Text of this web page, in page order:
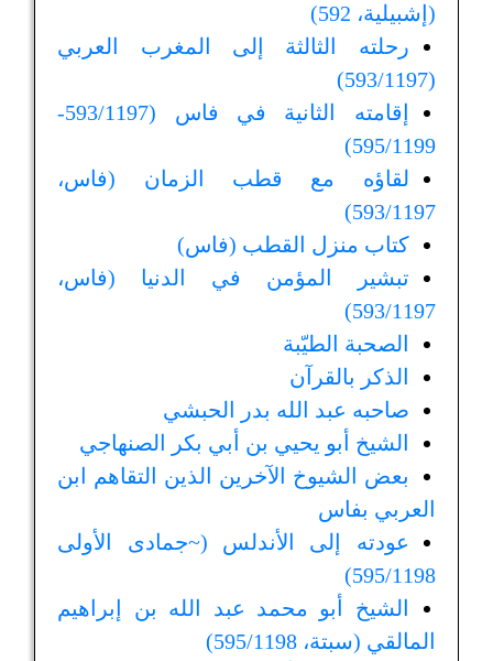
(إشبيلية، 592)
رحلته الثالثة إلى المغرب العربي
(593/1197)
إقامته الثانية في فاس (593/1197-
595/1199)
لقاؤه مع قطب الزمان (فاس،
593/1197)
كتاب منزل القطب (فاس)
تبشير المؤمن في الدنيا (فاس،
593/1197)
الصحبة الطيّبة
الذكر بالقرآن
صاحبه عبد الله بدر الحبشي
الشيخ أبو يحيي بن أبي بكر الصنهاجي
بعض الشيوخ الآخرين الذين التقاهم ابن
العربي بفاس
عودته إلى الأندلس (~جمادى الأولى
595/1198)
الشيخ أبو محمد عبد الله بن إبراهيم
المالقي (سبتة، 595/1198)